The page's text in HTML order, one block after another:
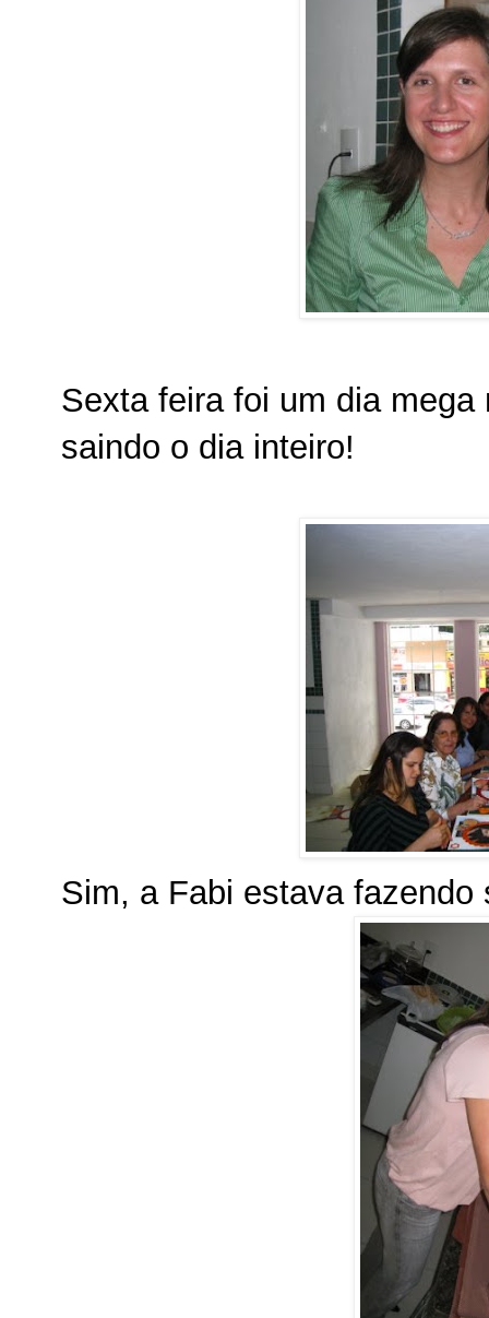
Sexta feira foi um dia
saindo o dia inteiro!
Sim, a Fabi estava fazendo